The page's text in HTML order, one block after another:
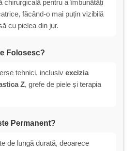
chirurgicală pentru a îmbunătăți
făcând-o mai puțin vizibilă
cu pielea din jur.
Folosesc?
tehnici, inclusiv excizia
Z, grefe de piele și terapia
Permanent?
de lungă durată, deoarece